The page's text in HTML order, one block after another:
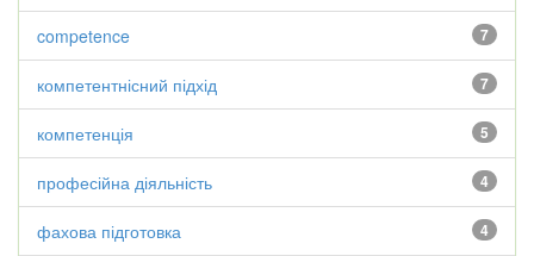
7
competence
7
компетентнісний підхід
5
компетенція
4
професійна діяльність
4
фахова підготовка